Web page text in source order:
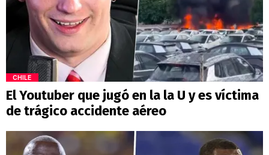
CHILE
El Youtuber que jugó en la la U y es víctima
de trágico accidente aéreo